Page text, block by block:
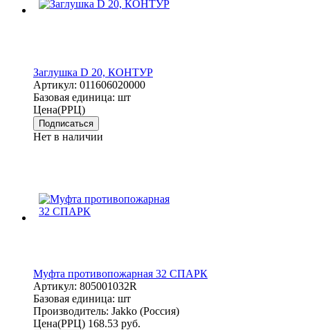
Заглушка D 20, КОНТУР
Артикул: 011606020000
Базовая единица: шт
Цена(РРЦ)
Подписаться
Нет в наличии
Муфта противопожарная 32 СПАРК
Артикул: 805001032R
Базовая единица: шт
Производитель: Jakko (Россия)
Цена(РРЦ) 168.53 руб.